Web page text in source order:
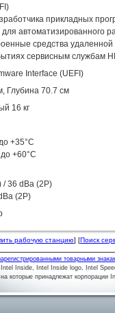
прикладных
автоматизированного
средства
сервисным службам
Interface (UEFI)
Глубина 70.7 см
16 кг
+35°C
+60°C
/ 36 dBa (2P)
(2P)
рабочую станцию] [Поиск
товарными
Inside, Intel Inside logo, Intel
которые принадлежат